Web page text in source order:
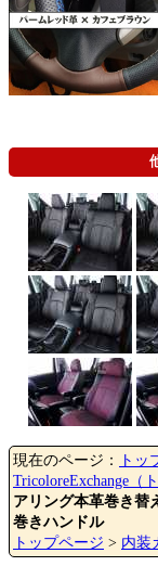
現在のページ： トッ
TricoloreExchange（
アリング本革巻き替
巻きハンドル
トップページ > 内装